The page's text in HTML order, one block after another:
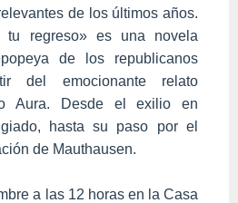
de los últimos años.
tu regreso» es una novela
de los republicanos
del emocionante relato
Aura. Desde el exilio en
hasta su paso por el
de Mauthausen.
a las 12 horas en la Casa